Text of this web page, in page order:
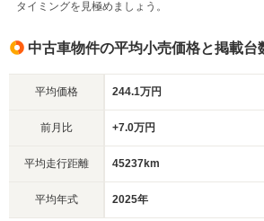
タイミングを見極めましょう。
中古車物件の平均小売価格と掲載台
平均価格 244.1万円
前月比 +7.0万円
平均走行距離 45237km
平均年式 2025年